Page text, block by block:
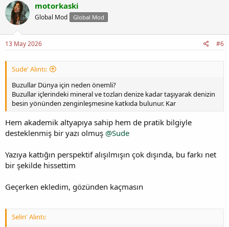
motorkaski
Global Mod Global Mod
13 May 2026 #6
Sude' Alıntı:
Buzullar Dünya için neden önemli?
Buzullar içlerindeki mineral ve tozları denize kadar taşıyarak denizin
besin yönünden zenginleşmesine katkıda bulunur. Kar
Hem akademik altyapıya sahip hem de pratik bilgiyle
desteklenmiş bir yazı olmuş @Sude
Yazıya kattığın perspektif alışılmışın çok dışında, bu farkı net
bir şekilde hissettim
Geçerken ekledim, gözünden kaçmasın
Selin' Alıntı: